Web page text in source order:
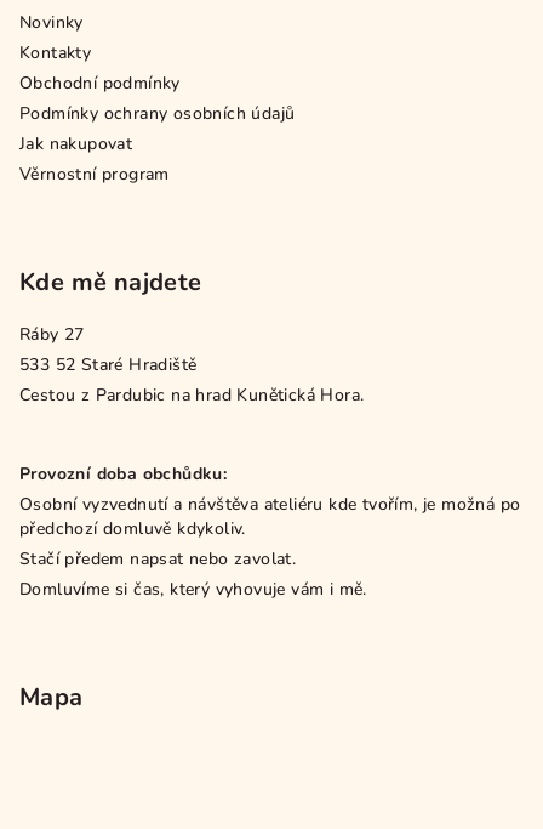
Novinky
Kontakty
Obchodní podmínky
Podmínky ochrany osobních údajů
Jak nakupovat
Věrnostní program
Kde mě najdete
Ráby 27
533 52 Staré Hradiště
Cestou z Pardubic na hrad Kunětická Hora.
Provozní doba obchůdku:
Osobní vyzvednutí a návštěva ateliéru kde tvořím, je možná po
předchozí domluvě kdykoliv.
Stačí předem napsat nebo zavolat.
Domluvíme si čas, který vyhovuje vám i mě.
Mapa